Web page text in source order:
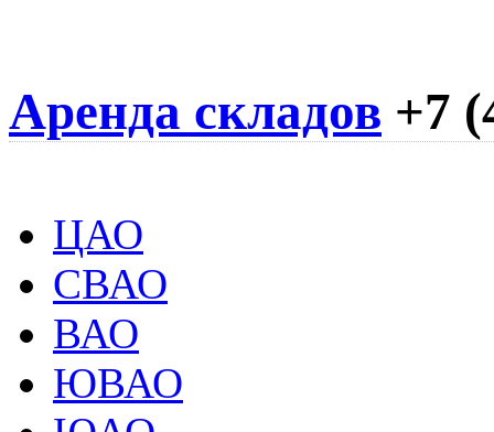
Аренда складов +7
ЦАО
СВАО
ВАО
ЮВАО